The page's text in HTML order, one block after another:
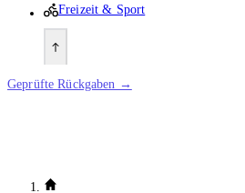
Freizeit & Sport
Geprüfte Rückgaben →